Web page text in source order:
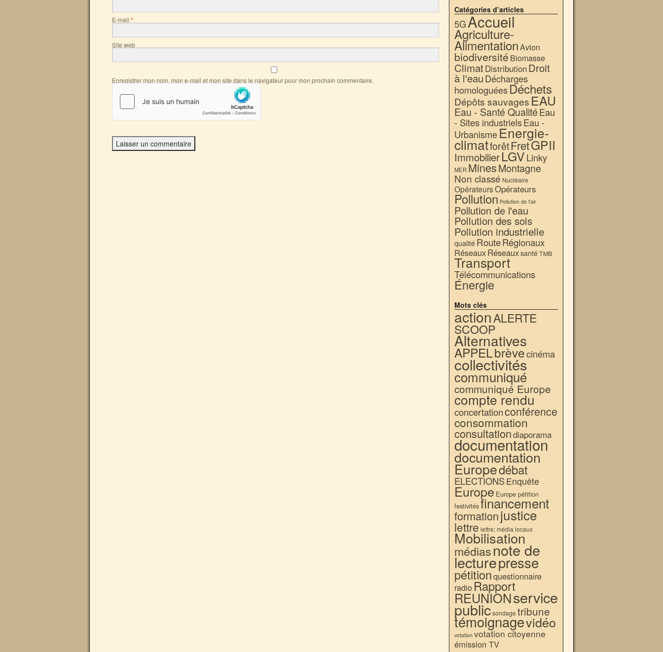
E-mail *
Site web
Enregistrer mon nom, mon e-mail et mon site dans le navigateur pour mon prochain commentaire.
Catégories d’articles
5GAccueil
Agriculture-
AlimentationAvion
biodiversité Biomasse
ClimatDistributionDroit
à l'eauDécharges
homologuéesDéchets
Dépôts sauvages EAU
Eau - Santé QualitéEau
- Sites industrielsEau -
UrbanismeEnergie-
climatforêtFretGPII
ImmobilierLGVLinky
MER MinesMontagne
Non classé Nucléaire
OpérateursOpérateurs
Pollution Pollution de l'air
Pollution de l'eau
Pollution des sols
Pollution industrielle
qualité RouteRégionaux
RéseauxRéseauxsantéTMB
Transport
Télécommunications
Énergie
Mots clés
actionALERTE
SCOOP
Alternatives
APPELbrèvecinéma
collectivités
communiqué
communiqué Europe
compte rendu
concertationconférence
consommation
consultationdiaporama
documentation
documentation
Europedébat
ELECTIONSEnquête
Europe Europe pétition
festivitésfinancement
formationjustice
lettre lettre; média locaux
Mobilisation
médiasnote de
lecturepresse
pétitionquestionnaire
radio Rapport
REUNIONservice
publicsondage tribune
témoignagevidéo
votation votation citoyenne
émission TV